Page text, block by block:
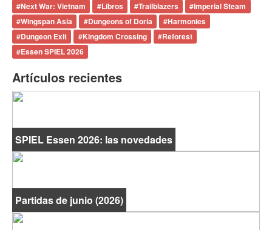
#Next War: Vietnam #Libros #Trailblazers #Imperial Steam
#Wingspan Asia #Dungeons of Doria #Harmonies
#Dungeon Exit #Kingdom Crossing #Reforest
#Essen SPIEL 2026
Artículos recientes
SPIEL Essen 2026: las novedades
Partidas de junio (2026)